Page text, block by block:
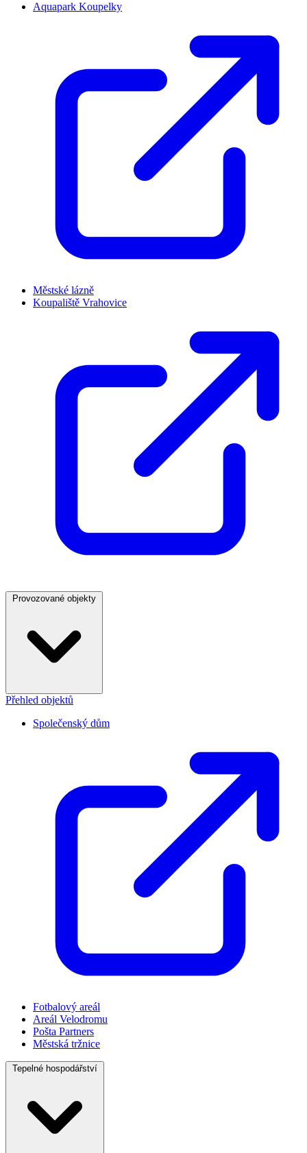
Aquapark Koupelky
Městské lázně
Koupaliště Vrahovice
Provozované objekty
Přehled objektů
Společenský dům
Fotbalový areál
Areál Velodromu
Pošta Partners
Městská tržnice
Tepelné hospodářství